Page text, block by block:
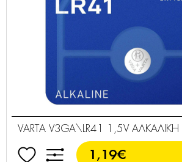
VARTA V3GA\LR41 1,5V ΑΛΚΑΛΙΚΗ
1,19€